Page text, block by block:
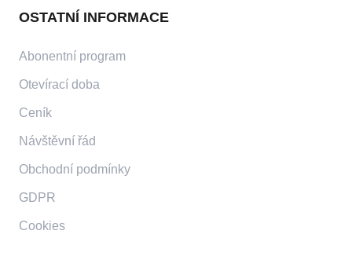
OSTATNÍ INFORMACE
Abonentní program
Otevírací doba
Ceník
Návštěvní řád
Obchodní podmínky
GDPR
Cookies